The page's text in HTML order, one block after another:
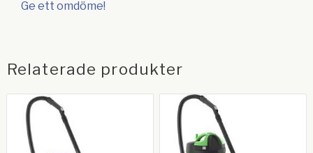
Ge ett omdöme!
Relaterade produkter